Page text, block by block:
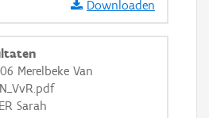
Downloaden
Merelbeke Van
Sarah